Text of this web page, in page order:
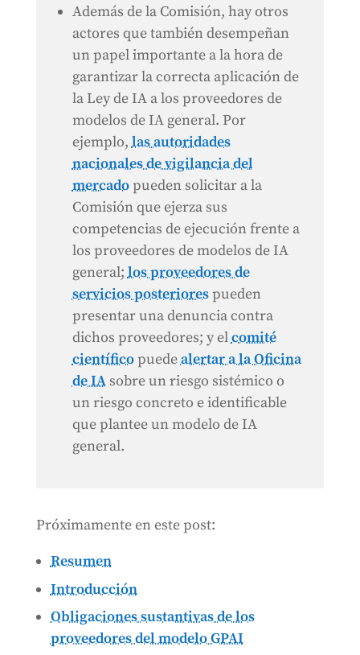
Además de la Comisión, hay otros
actores que también desempeñan
un papel importante a la hora de
garantizar la correcta aplicación de
la Ley de IA a los proveedores de
modelos de IA general. Por
ejemplo,las autoridades
nacionales de vigilancia del
mercadopueden solicitar a la
Comisión que ejerza sus
competencias de ejecución frente a
los proveedores de modelos de IA
general;los proveedores de
servicios posteriorespueden
presentar una denuncia contra
dichos proveedores; y elcomité
científicopuedealertar a la Oficina
de IAsobre un riesgo sistémico o
un riesgo concreto e identificable
que plantee un modelo de IA
general.
Próximamente en este post:
Resumen
Introducción
Obligaciones sustantivas de los
proveedores del modelo GPAI